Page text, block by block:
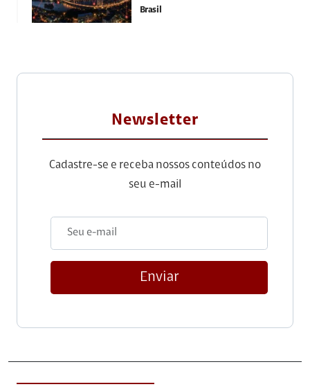
Brasil
Newsletter
Cadastre-se e receba nossos conteúdos no
seu e-mail
Enviar